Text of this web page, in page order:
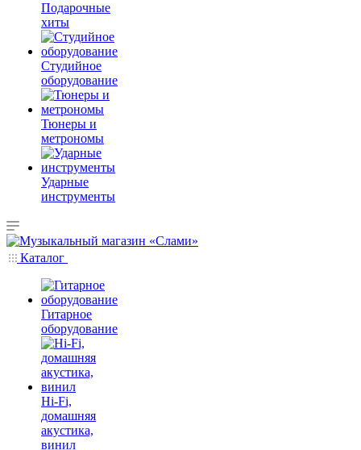
Подарочные
хиты
Студийное
оборудование
Тюнеры и
метрономы
Ударные
инструменты
Каталог
Гитарное
оборудование
Hi-Fi,
домашняя
акустика,
винил